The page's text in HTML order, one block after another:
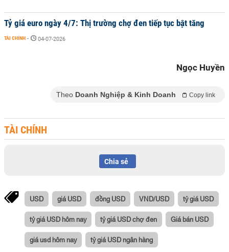
Tỷ giá euro ngày 4/7: Thị trường chợ đen tiếp tục bật tăng
TÀI CHÍNH - 04-07-2026
Ngọc Huyền
Theo Doanh Nghiệp & Kinh Doanh Copy link
TÀI CHÍNH
Chia sẻ
USD giá USD đồng USD VND/USD tỷ giá USD
tỷ giá USD hôm nay tỷ giá USD chợ đen Giá bán USD
giá usd hôm nay tỷ giá USD ngân hàng